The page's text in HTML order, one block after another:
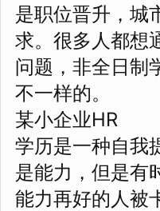
是职位晋升，城
求。很多人都想
问题，非全日制
不一样的。
某小企业HR
学历是一种自我
是能力，但是有
能力再好的人被